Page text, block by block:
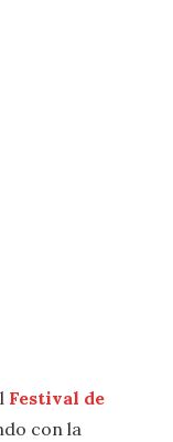
Festival de
con la